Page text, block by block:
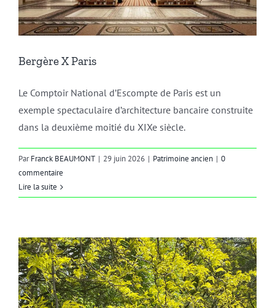
Bergère X Paris
Le Comptoir National d’Escompte de Paris est un
exemple spectaculaire d’architecture bancaire construite
dans la deuxième moitié du XIXe siècle.
ParFranck BEAUMONT | 29 juin 2026 | Patrimoine ancien | 0
commentaire
Lire la suite